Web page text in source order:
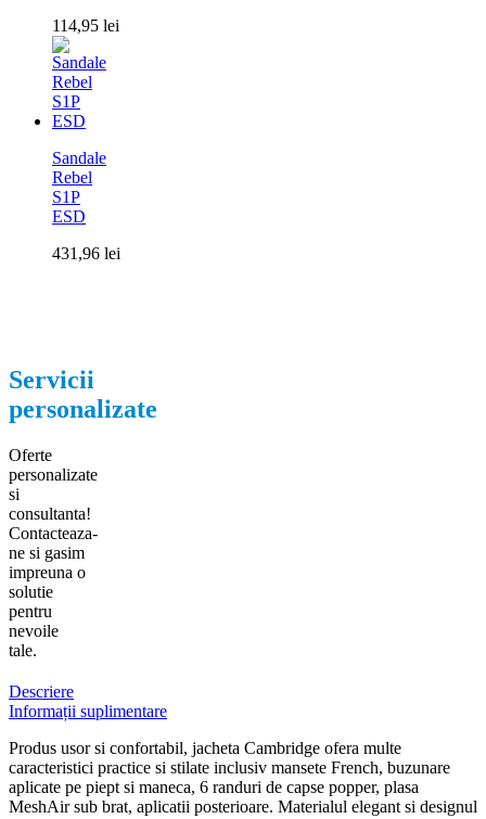
114,95 lei
Sandale
Rebel
S1P
ESD
431,96 lei
Servicii
personalizate
Oferte
personalizate
si
consultanta!
Contacteaza-
ne si gasim
impreuna o
solutie
pentru
nevoile
tale.
Descriere
Informații suplimentare
Produs usor si confortabil, jacheta Cambridge ofera multe
caracteristici practice si stilate inclusiv mansete French, buzunare
aplicate pe piept si maneca, 6 randuri de capse popper, plasa
MeshAir sub brat, aplicatii posterioare. Materialul elegant si designul